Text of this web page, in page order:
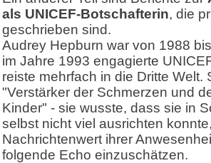
als UNICEF-Botschafterin, die
geschrieben sind.
Audrey Hepburn war von 1988
im Jahre 1993 engagierte
reiste mehrfach in die Dritte Welt.
"Verstärker der Schmerzen und
Kinder" - sie wusste, dass sie in
selbst nicht viel ausrichten
Nachrichtenwert ihrer
folgende Echo einzuschätzen.